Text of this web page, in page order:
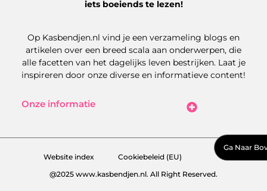
Ga Naar
iets boeiends te lezen!
Op Kasbendjen.nl vind je een verzameling blogs en
artikelen over een breed scala aan onderwerpen, die
alle facetten van het dagelijks leven bestrijken. Laat je
inspireren door onze diverse en informatieve content!
Onze informatie
Website index
Cookiebeleid (EU)
@2025 www.kasbendjen.nl. All Right Reserved.